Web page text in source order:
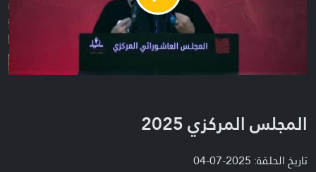
Video
المجلس المركزي 2025
تاريخ الحلقة: 2025-07-04